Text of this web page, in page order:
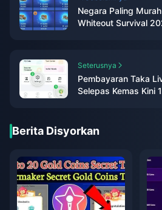
Negara Paling
Whiteout Survival
Seterusnya
Pembayaran Taka
Selepas Kemas Kini
Berita Disyorkan